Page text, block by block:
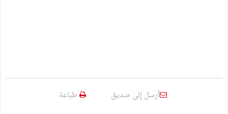
أرسل إلى صديق طباعة